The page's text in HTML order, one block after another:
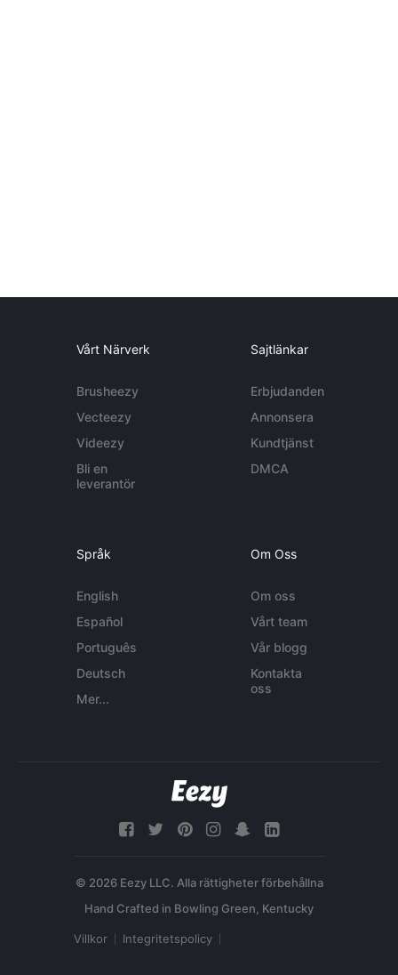
Vårt Närverk
Brusheezy
Vecteezy
Videezy
Bli en
leverantör
Sajtlänkar
Erbjudanden
Annonsera
Kundtjänst
DMCA
Språk
English
Español
Português
Deutsch
Mer...
Om Oss
Om oss
Vårt team
Vår blogg
Kontakta
oss
© 2026 Eezy LLC. Alla rättigheter förbehållna
Villkor Integritetspolicy